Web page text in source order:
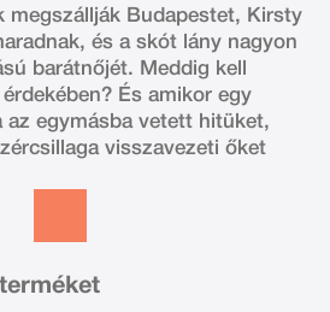
megszállják Budapestet, Kirsty
és a skót lány nagyon
barátnőjét. Meddig kell
És amikor egy
az egymásba vetett hitüket,
visszavezeti őket